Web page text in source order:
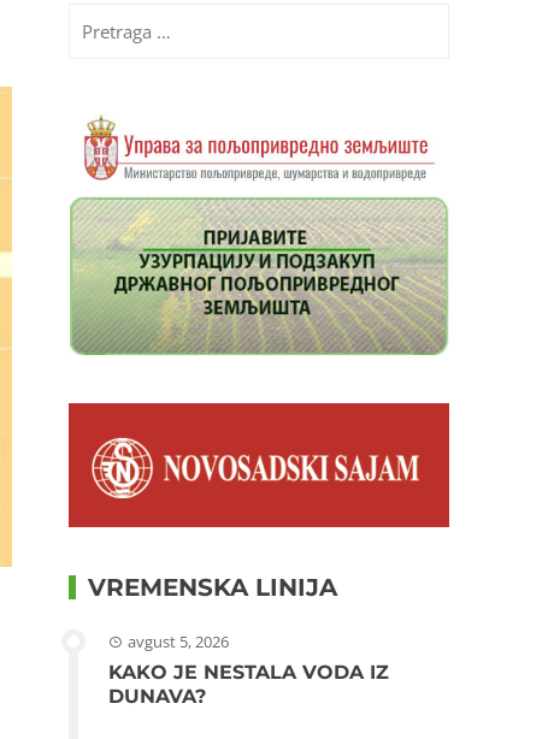
za:
VREMENSKA LINIJA
avgust 5, 2026
KAKO JE NESTALA VODA IZ
DUNAVA?